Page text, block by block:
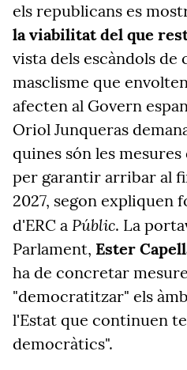
els republicans es
la viabilitat del que
vista dels escàndols
masclisme que
afecten al Govern
Oriol Junqueras
quines són les
per garantir arribar al
2027, segon expliquen
d'ERC a Públic. La
Parlament, Ester
ha de concretar
"democratitzar" els
l'Estat que continuen
democràtics".